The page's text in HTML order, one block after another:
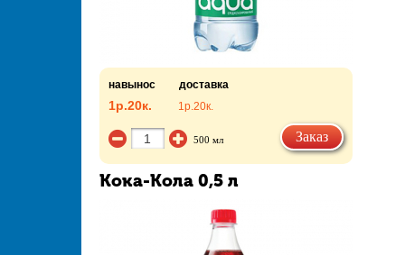
навынос доставка
1р.20к. 1р.20к.
500 мл Заказ
Кока-Кола 0,5 л